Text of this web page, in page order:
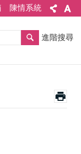
陳情系統
進階搜尋